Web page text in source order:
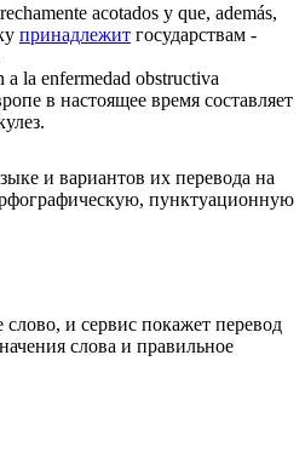
acotados y que, además,
принадлежит государствам -
a la enfermedad obstructiva
в настоящее время составляет
и вариантов их перевода на
пунктуационную
и сервис покажет перевод
слова и правильное